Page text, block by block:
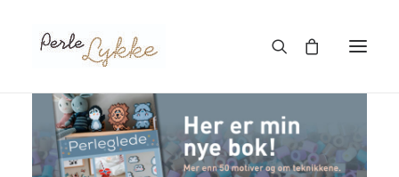
Hjem
Nettbutikk